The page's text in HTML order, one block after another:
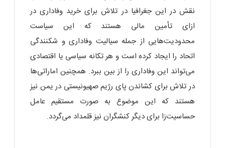
نقش در این جغرافیا در تلاش برای خرید وفاداری در
ازای تأمین مالی هستند که این سیاست
محدودیت‌هایی از جمله سیالیت وفاداری و شکنندگی
اتحاد را ایجاد کرده است و هر تکانه سیاسی یا اقتصادی
می‌تواند این وفاداری را از بین ببرد. همچنین اماراتی‌ها
در تلاش برای کشاندن پای رژیم صهیونیستی در یمن نیز
هستند که این موضوع به صورت مستقیم عامل
حساسیت‌زا برای دیگر کنشگران نیز قلمداد می‌گردد.